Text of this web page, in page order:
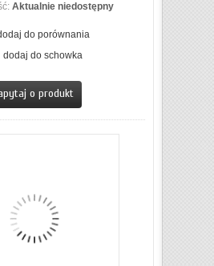
Aktualnie niedostępny
do porównania
dodaj do schowka
o produkt